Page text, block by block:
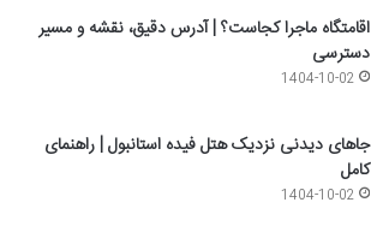
اقامتگاه ماجرا کجاست؟ | آدرس دقیق، نقشه و مسیر
دسترسی
1404-10-02
جاهای دیدنی نزدیک هتل فیده استانبول | راهنمای
کامل
1404-10-02